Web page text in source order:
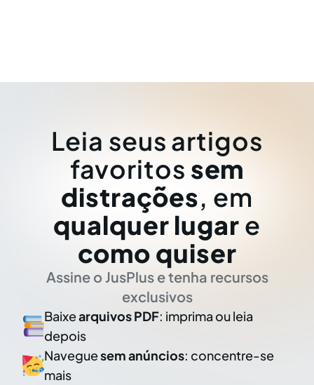
Leia seus artigos
favoritos sem
distrações, em
qualquer lugar e
como quiser
Assine o JusPlus e tenha recursos
exclusivos
Baixearquivos PDF: imprima ou leia
depois
Naveguesem anúncios: concentre-se
mais